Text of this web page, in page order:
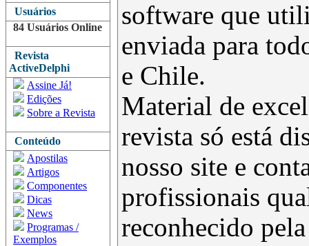
Usuários
84 Usuários Online
Revista
ActiveDelphi
Assine Já!
Edições
Sobre a Revista
Conteúdo
Apostilas
Artigos
Componentes
Dicas
News
Programas /
Exemplos
software que
enviada para
e Chile.
Material de
revista só está
nosso site e
profissionais
reconhecido